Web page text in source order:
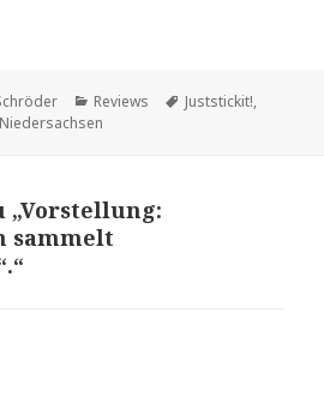
Kategorien
Reviews Schlagwörter
Juststickit!,
„Vorstellung:
sammelt